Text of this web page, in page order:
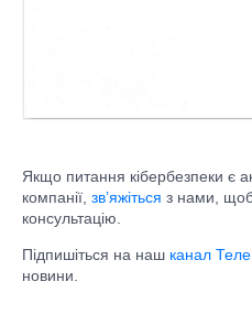
Якщо питання кібербезпеки є
компанії, зв’яжіться з нами,
консультацію.
Підпишіться на наш канал
новини.